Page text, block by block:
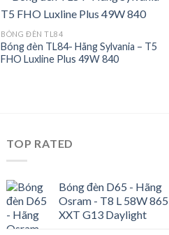
Add to
BÓNG ĐÈN TL84
Bóng đèn TL84- Hãng Sylvania – T5
FHO Luxline Plus 49W 840
TOP RATED
Bóng đèn D65 - Hãng
Osram - T8 L 58W 865
XXT G13 Daylight